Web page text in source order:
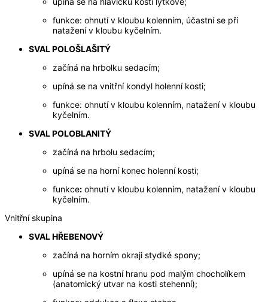
funkce: ohnutí v kloubu kolenním, účastní se při
natažení v kloubu kyčelním.
SVAL POLOŠLAŠITÝ
začíná na hrbolku sedacím;
upíná se na vnitřní kondyl holenní kosti;
funkce: ohnutí v kloubu kolenním, natažení v kloubu
kyčelním.
SVAL POLOBLANITÝ
začíná na hrbolu sedacím;
upíná se na horní konec holenní kosti;
funkce: ohnutí v kloubu kolenním, natažení v kloubu
kyčelním.
Vnitřní skupina
SVAL HŘEBENOVÝ
začíná na horním okraji stydké spony;
upíná se na kostní hranu pod malým chocholíkem
(anatomický utvar na kosti stehenní);